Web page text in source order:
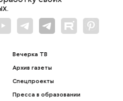
Вечерка ТВ
Архив газеты
Спецпроекты
Пресса в образовании